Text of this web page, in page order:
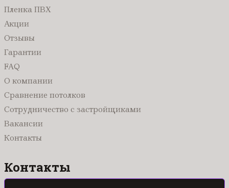
Пленка ПВХ
Акции
Отзывы
Гарантии
FAQ
О компании
Сравнение потолков
Сотрудничество с застройщиками
Вакансии
Контакты
Контакты